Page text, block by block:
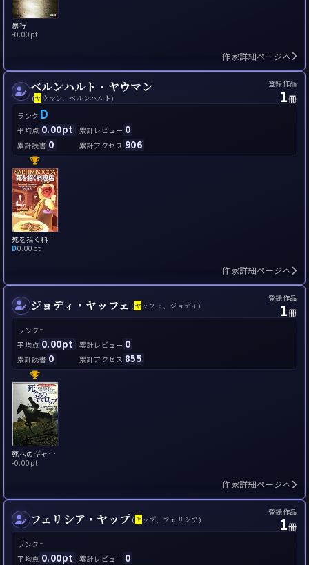
暴行
-0.00pt
作家詳細ページへ
ベルンハルト・ヤウマン
(ヤ ウマン、ベルンハルト)
登録作品
1冊
ランク D
平均点 0.00pt 累計レビュー 0
累計読書 0 累計アクセス 906
死を招く料理店(トラットリア)
D0.00pt
作家詳細ページへ
ジョディ・ヤッフェ (ヤ ッフェ、ジョディ)
登録作品
1冊
ランク -
平均点 0.00pt 累計レビュー 0
累計読書 0 累計アクセス 855
死へのギャロップ
-0.00pt
作家詳細ページへ
フェリシア・ヤップ (ヤ ップ、フェリシア)
登録作品
1冊
ランク -
平均点 0.00pt 累計レビュー 0